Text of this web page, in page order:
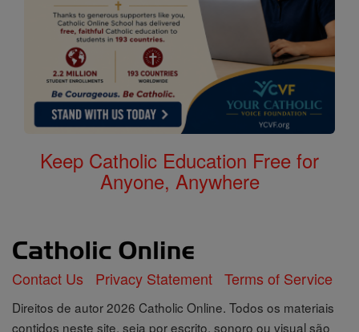
Keep Catholic Education Free for
Anyone, Anywhere
Contact Us Privacy Statement Terms of Service
Direitos de autor 2026 Catholic Online. Todos os materiais
contidos neste site, seja por escrito, sonoro ou visual são